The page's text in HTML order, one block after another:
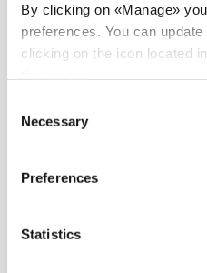
By clicking on «Manage»
preferences. You can
clicking on the icon located
Selection
Necessary
Preferences
Statistics